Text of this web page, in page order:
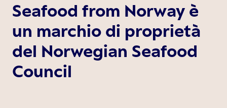
Seafood from Norway è
un marchio di proprietà
del Norwegian Seafood
Council